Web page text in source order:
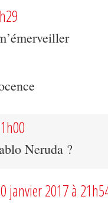
Neruda ?
janvier 2017 à